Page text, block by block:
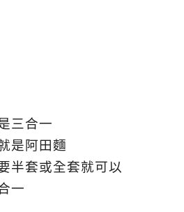
三合一
是阿田麵
半套或全套就可以
一